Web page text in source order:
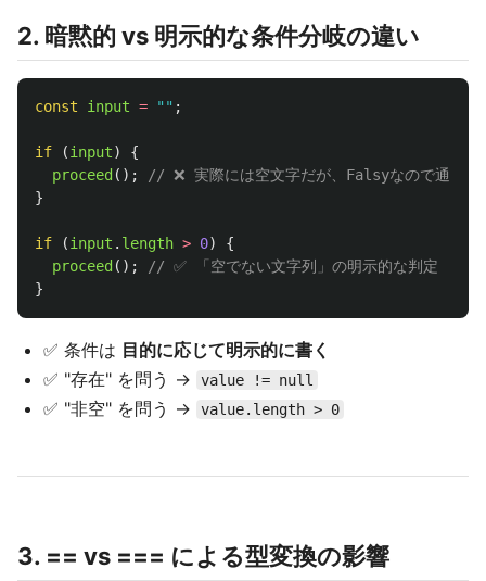
2. 暗黙的 vs 明示的な条件分岐の違い
const input = "" ;
if (input)
{
proceed ();
// ❌ 実際には空文字だが、Falsyなので通らな
}
if (input . length > 0)
{
proceed ();
// ✅ 「空でない文字列」の明示的な判定
}
✅ 条件は 目的に応じて明示的に書く
✅ "存在" を問う →
value != null
✅ "非空" を問う → value.length > 0
3. == vs === による型変換の影響